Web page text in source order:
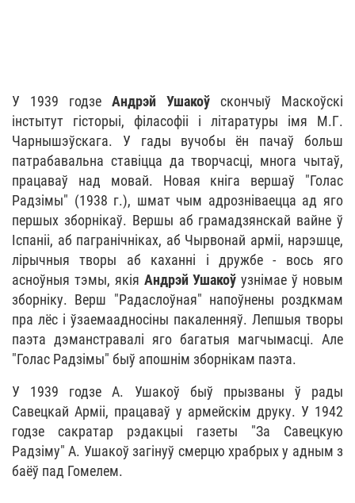
У 1939 годзе Андрэй Ушакоў скончыў Маскоўскі
інстытут гісторыі, філасофіі і літаратуры імя М.Г.
Чарнышэўскага. У гады вучобы ён пачаў больш
патрабавальна ставіцца да творчасці, многа чытаў,
працаваў над мовай. Новая кніга вершаў "Голас
Радзімы" (1938 г.), шмат чым адрозніваецца ад яго
першых зборнікаў. Вершы аб грамадзянскай вайне ў
Іспаніі, аб пагранічніках, аб Чырвонай арміі, нарэшце,
лірычныя творы аб каханні і дружбе - вось яго
асноўныя тэмы, якія Андрэй Ушакоў узнімае ў новым
зборніку. Верш "Радаслоўная" напоўнены роздкмам
пра лёс і ўзаемаадносіны пакаленняў. Лепшыя творы
паэта дэманстравалі яго багатыя магчымасці. Але
"Голас Радзімы" быў апошнім зборнікам паэта.
У 1939 годзе А. Ушакоў быў прызваны ў рады
Савецкай Арміі, працаваў у армейскім друку. У 1942
годзе сакратар рэдакцыі газеты "За Савецкую
Радзіму" А. Ушакоў загінуў смерцю храбрых у адным з
баёў пад Гомелем.